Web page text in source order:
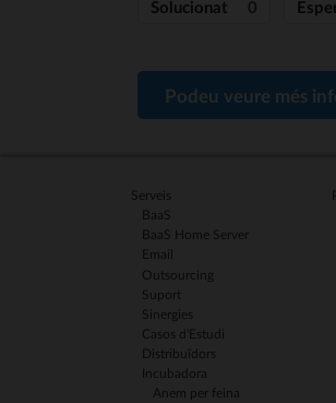
Solucionat 0
Podeu veure més
Serveis
BaaS
BaaS Home Server
Email
Outsourcing
Suport
Sinergies
Casos d'Estudi
Distribuïdors
Incubadora
Anem per feina